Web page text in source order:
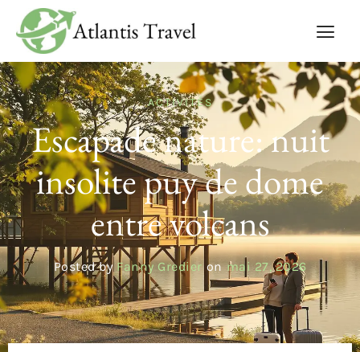
ACTIVITÉS
Escapade nature: nuit
insolite puy de dome
entre volcans
Posted by Fanny Gredier on mai 27, 2026